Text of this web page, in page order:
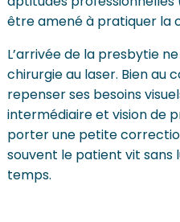
être amené à pratiquer la
L’arrivée de la presbytie
chirurgie au laser. Bien au
repenser ses besoins
intermédiaire et vision de
porter une petite
souvent le patient vit sans
temps.